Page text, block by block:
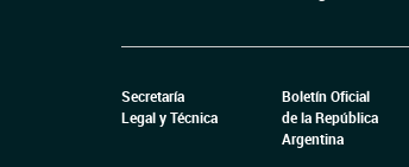
Secretaría
Legal y Técnica
Boletín Oficial
de la República
Argentina